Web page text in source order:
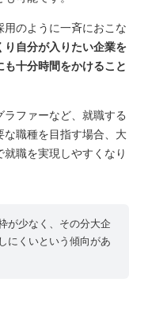
用のように一斉におこな
り自分が入りたい企業を
十分時間をかけること
ファーなど、就職する
な職種を目指す場合、大
職を実現しやすくなり
が少なく、その分大企
にくいという傾向があ